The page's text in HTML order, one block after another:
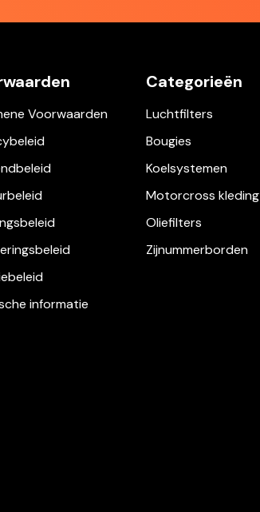
Voorwaarden
informatie
Categorieën
Luchtfilters
Bougies
Koelsystemen
Motorcross kleding
Oliefilters
Zijnummerborden